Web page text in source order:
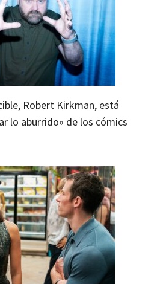
Robert Kirkman, está
lo aburrido» de los cómics